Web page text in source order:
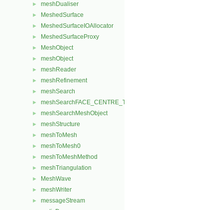
► meshDualiser
► MeshedSurface
► MeshedSurfaceIOAllocator
► MeshedSurfaceProxy
► MeshObject
► meshObject
► meshReader
► meshRefinement
► meshSearch
► meshSearchFACE_CENTRE_TRISMeshObject
► meshSearchMeshObject
► meshStructure
► meshToMesh
► meshToMesh0
► meshToMeshMethod
► meshTriangulation
► MeshWave
► meshWriter
► messageStream